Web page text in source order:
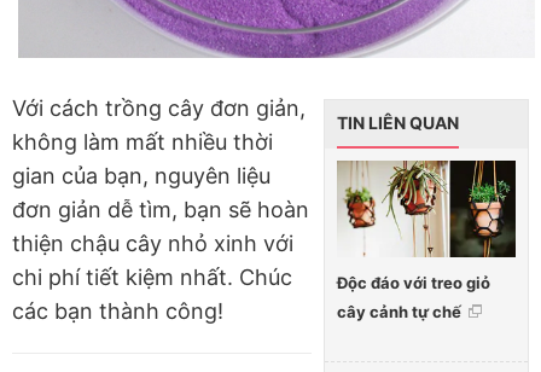
TIN LIÊN QUAN
Độc đáo với treo giỏ
cây cảnh tự chế
Với cách trồng cây đơn giản,
không làm mất nhiều thời
gian của bạn, nguyên liệu
đơn giản dễ tìm, bạn sẽ hoàn
thiện chậu cây nhỏ xinh với
chi phí tiết kiệm nhất. Chúc
các bạn thành công!